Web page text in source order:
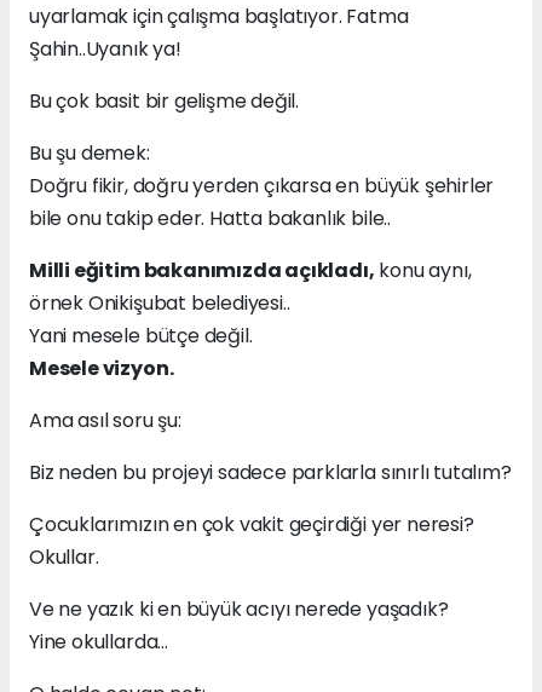
uyarlamak için çalışma başlatıyor. Fatma
Şahin..Uyanık ya!
Bu çok basit bir gelişme değil.
Bu şu demek:
Doğru fikir, doğru yerden çıkarsa en büyük şehirler
bile onu takip eder. Hatta bakanlık bile..
Milli eğitim bakanımızda açıkladı, konu aynı,
örnek Onikişubat belediyesi..
Yani mesele bütçe değil.
Mesele vizyon.
Ama asıl soru şu:
Biz neden bu projeyi sadece parklarla sınırlı tutalım?
Çocuklarımızın en çok vakit geçirdiği yer neresi?
Okullar.
Ve ne yazık ki en büyük acıyı nerede yaşadık?
Yine okullarda…